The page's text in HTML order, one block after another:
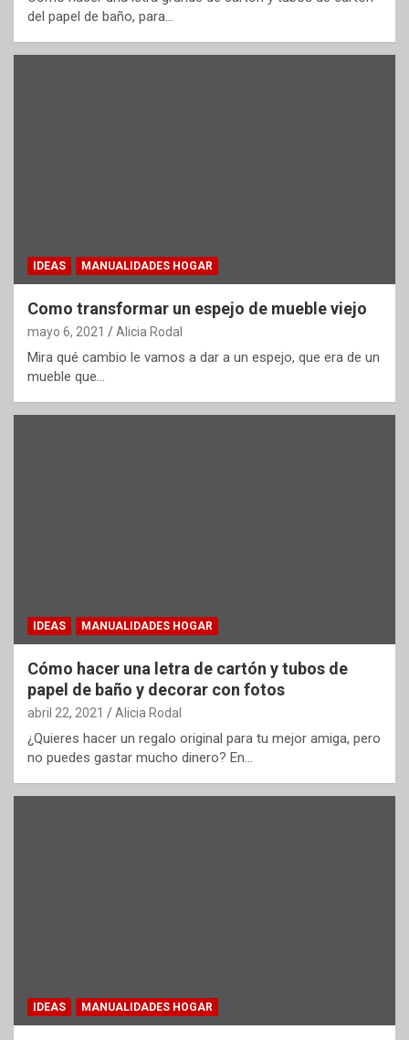
del papel de baño, para…
IDEAS MANUALIDADES HOGAR
Como transformar un espejo de mueble viejo
mayo 6, 2021 Alicia Rodal
Mira qué cambio le vamos a dar a un espejo, que era de un
mueble que…
IDEAS MANUALIDADES HOGAR
Cómo hacer una letra de cartón y tubos de
papel de baño y decorar con fotos
abril 22, 2021 Alicia Rodal
¿Quieres hacer un regalo original para tu mejor amiga, pero
no puedes gastar mucho dinero? En…
IDEAS MANUALIDADES HOGAR